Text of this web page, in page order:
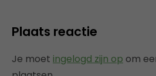
Plaats reactie
Je moet ingelogd zijn op om